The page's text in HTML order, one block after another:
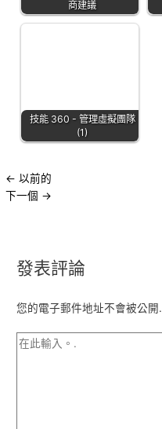
商建議
技能 360 - 管理虛擬團隊
(1)
← 以前的
下一個 →
發表評論
您的電子郵件地址不會被公開.